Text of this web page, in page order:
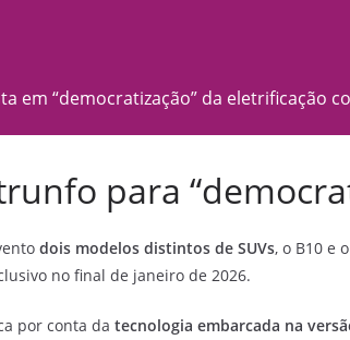
em “democratização” da eletrificação
para
dois modelos distintos de SUVs, o B10 e
no final de janeiro de 2026.
por conta da tecnologia embarcada na